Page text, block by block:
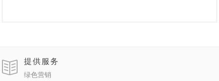
提供服务
绿色营销